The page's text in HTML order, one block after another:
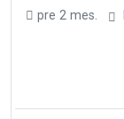
pre 2 mes.